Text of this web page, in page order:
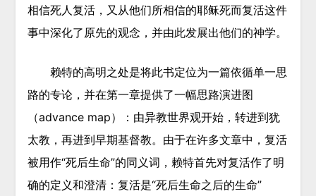
相信死人复活，又从他们所相信的耶稣死而复活这件
事中深化了原先的观念，并由此发展出他们的神学。
赖特的高明之处是将此书定位为一篇依循单一思
路的专论，并在第一章提供了一幅思路演进图
（advance map）：由异教世界观开始，转进到犹
太教，再进到早期基督教。由于在许多文章中，复活
被用作“死后生命”的同义词，赖特首先对复活作了明
确的定义和澄清：复活是“死后生命之后的生命”